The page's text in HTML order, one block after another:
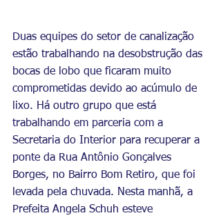
Duas equipes do setor de canalização
estão trabalhando na desobstrução das
bocas de lobo que ficaram muito
comprometidas devido ao acúmulo de
lixo. Há outro grupo que está
trabalhando em parceria com a
Secretaria do Interior para recuperar a
ponte da Rua Antônio Gonçalves
Borges, no Bairro Bom Retiro, que foi
levada pela chuvada. Nesta manhã, a
Prefeita Angela Schuh esteve